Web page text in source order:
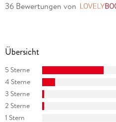
36 Bewertungen von
Übersicht
5 Sterne
4 Sterne
3 Sterne
2 Sterne
1 Stern